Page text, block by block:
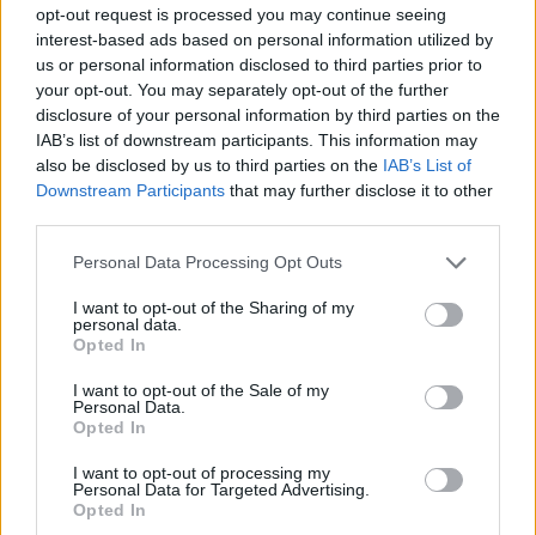
opt-out request is processed you may continue seeing
interest-based ads based on personal information utilized by
us or personal information disclosed to third parties prior to
your opt-out. You may separately opt-out of the further
disclosure of your personal information by third parties on the
IAB’s list of downstream participants. This information may
also be disclosed by us to third parties on the IAB’s List of
Downstream Participants that may further disclose it to other
Personal Data Processing Opt Outs
I want to opt-out of the Sharing of my
personal data.
Opted In
I want to opt-out of the Sale of my
Personal Data.
Opted In
I want to opt-out of processing my
Personal Data for Targeted Advertising.
Opted In
ad
Mesaj pentru
Dragnea: Să primești